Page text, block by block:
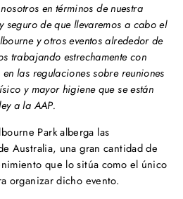
en términos de nuestra
de que llevaremos a cabo el
y otros eventos alrededor de
trabajando estrechamente con
las regulaciones sobre reuniones
y mayor higiene que se están
a la AAP.
Park alberga las
Australia, una gran cantidad de
que lo sitúa como el único
organizar dicho evento.